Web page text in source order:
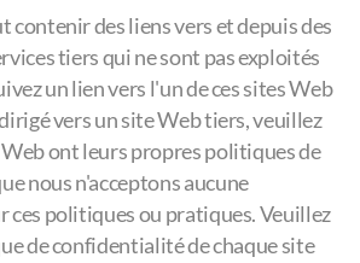
contenir des liens vers et depuis des
tiers qui ne sont pas exploités
un lien vers l'un de ces sites Web
vers un site Web tiers, veuillez
ont leurs propres politiques de
nous n'acceptons aucune
ces politiques ou pratiques. Veuillez
de confidentialité de chaque site